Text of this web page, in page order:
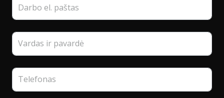
Darbo el. paštas
Vardas ir pavardė
Telefonas